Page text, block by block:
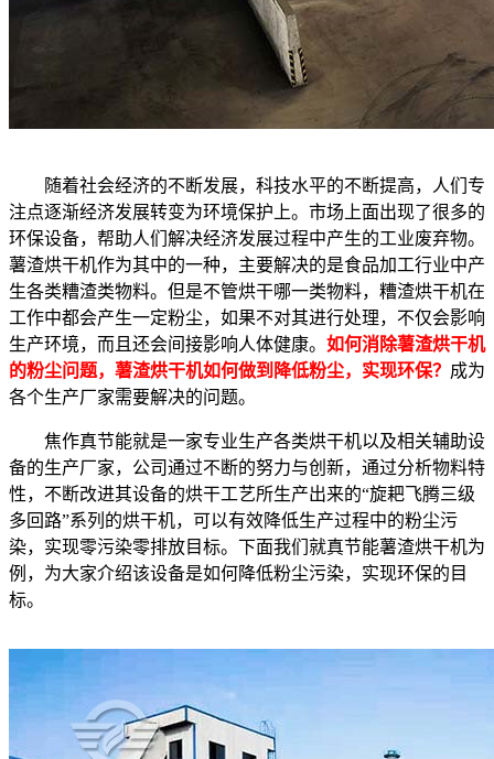
随着社会经济的不断发展，科技水平的不断提高，人们专
注点逐渐经济发展转变为环境保护上。市场上面出现了很多的
环保设备，帮助人们解决经济发展过程中产生的工业废弃物。
薯渣烘干机作为其中的一种，主要解决的是食品加工行业中产
生各类糟渣类物料。但是不管烘干哪一类物料，糟渣烘干机在
工作中都会产生一定粉尘，如果不对其进行处理，不仅会影响
生产环境，而且还会间接影响人体健康。 如何消除薯渣烘干机
的粉尘问题，薯渣烘干机如何做到降低粉尘，实现环保？ 成为
各个生产厂家需要解决的问题。
焦作真节能就是一家专业生产各类烘干机以及相关辅助设
备的生产厂家，公司通过不断的努力与创新，通过分析物料特
性，不断改进其设备的烘干工艺所生产出来的“旋耙飞腾三级
多回路”系列的烘干机，可以有效降低生产过程中的粉尘污
染，实现零污染零排放目标。下面我们就真节能薯渣烘干机为
例，为大家介绍该设备是如何降低粉尘污染，实现环保的目
标。